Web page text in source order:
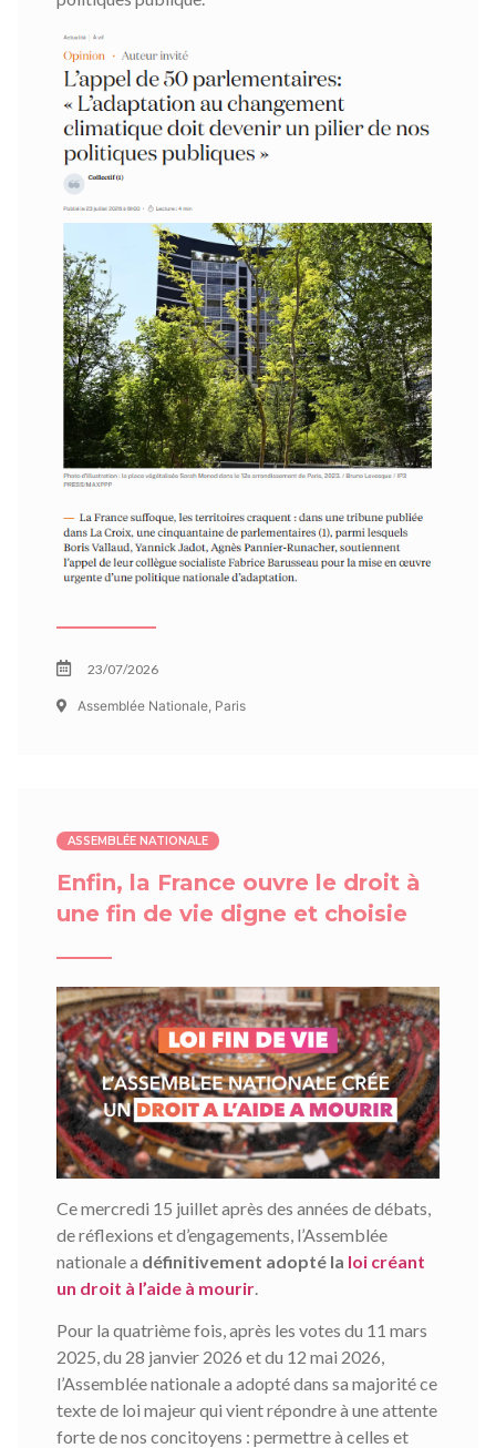
23/07/2026
Assemblée Nationale, Paris
ASSEMBLÉE NATIONALE
Enfin, la France ouvre le droit à
une fin de vie digne et choisie
Ce mercredi 15 juillet après des années de débats,
de réflexions et d’engagements, l’Assemblée
nationale a définitivement adopté la loi créant
un droit à l’aide à mourir
Pour la quatrième fois, après les votes du 11 mars
2025, du 28 janvier 2026 et du 12 mai 2026,
l’Assemblée nationale a adopté dans sa majorité ce
texte de loi majeur qui vient répondre à une attente
forte de nos concitoyens : permettre à celles et